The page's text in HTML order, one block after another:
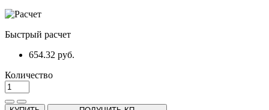
Быстрый расчет
654.32 руб.
Количество